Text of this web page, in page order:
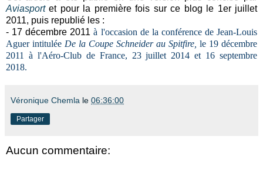
Aviasportet pour la première fois sur ce blog le 1er juillet
2011, puis republié les :
- 17 décembre 2011 à l'occasion de la conférence de Jean-Louis
Aguerintitulée De la Coupe Schneider au Spitfire, le 19 décembre
2011 à l'Aéro-Club de France, 23 juillet 2014 et 16 septembre
2018.
Véronique Chemla le 06:36:00
Partager
Aucun commentaire: